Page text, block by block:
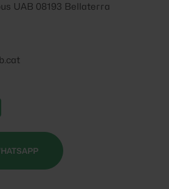
UAB 08193 Bellaterra